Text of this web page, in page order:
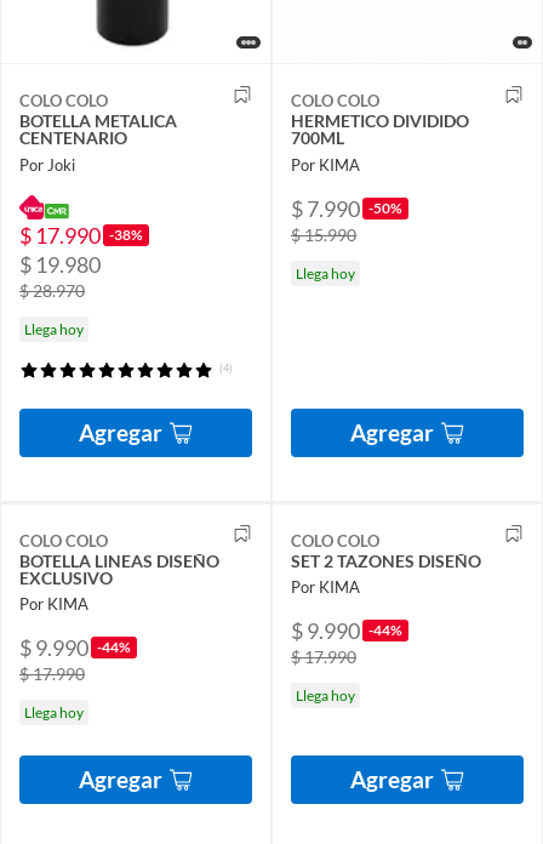
COLO COLO
BOTELLA METALICA
CENTENARIO
Por Joki
$ 17.990 -38%
$ 19.980
$ 28.970
Llega hoy
(4)
Agregar
COLO COLO
HERMETICO DIVIDIDO
700ML
Por KIMA
$ 7.990 -50%
$ 15.990
Llega hoy
Agregar
COLO COLO
BOTELLA LINEAS DISEÑO
EXCLUSIVO
Por KIMA
$ 9.990 -44%
$ 17.990
Llega hoy
Agregar
COLO COLO
SET 2 TAZONES DISEÑO
Por KIMA
$ 9.990 -44%
$ 17.990
Llega hoy
Agregar